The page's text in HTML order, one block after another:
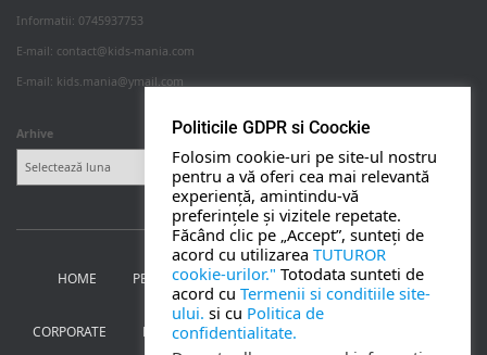
Informatii: 0745937753
E-mail: contact@kids-mania.com
E-mail: kids.mania@ymail.com
Arhive
HOME PETRECERI PENTRU COPII NUNTA SI BOTEZ
CORPORATE BANCHETE MOȚ
Politicile GDPR si Coockie
Folosim cookie-uri pe site-ul nostru
pentru a vă oferi cea mai relevantă
experiență, amintindu-vă
preferințele și vizitele repetate.
Făcând clic pe „Accept”, sunteți de
acord cu utilizarea TUTUROR
cookie-urilor." Totodata sunteti de
acord cu Termenii si conditiile site-
ului. si cu Politica de
confidentialitate.
PETRECERI COPII
NUNTA
BANCHETE
CORPORATE
TOATE SERVICIILE